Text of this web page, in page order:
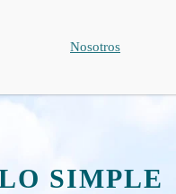
Nosotros
SIMPLE